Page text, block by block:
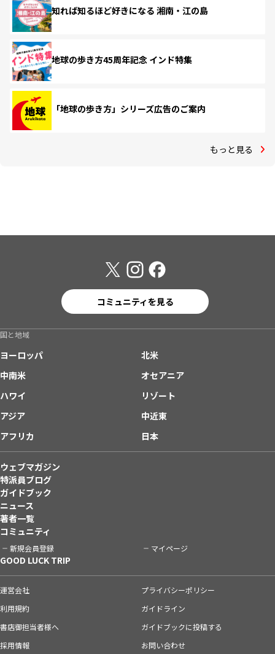
知れば知るほど好きになる 湘南・江の島
地球の歩き方45周年記念 インド特集
「地球の歩き方」シリーズ広告のご案内
もっと見る
コミュニティを見る
国と地域
ヨーロッパ
北米
中南米
オセアニア
ハワイ
リゾート
アジア
中近東
アフリカ
日本
ウェブマガジン
特派員ブログ
ガイドブック
ニュース
著者一覧
コミュニティ
新規会員登録 マイページ
GOOD LUCK TRIP
運営会社
プライバシーポリシー
利用規約
ガイドライン
書店御担当者様へ
ガイドブックに投稿する
採用情報
お問い合わせ